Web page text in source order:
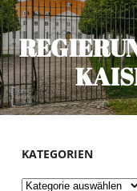
KATEGORIEN
Kategorien